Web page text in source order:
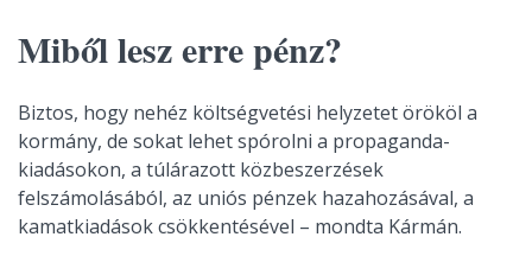
Miből lesz erre pénz?
Biztos, hogy nehéz költségvetési helyzetet örököl a
kormány, de sokat lehet spórolni a propaganda-
kiadásokon, a túlárazott közbeszerzések
felszámolásából, az uniós pénzek hazahozásával, a
kamatkiadások csökkentésével – mondta Kármán.